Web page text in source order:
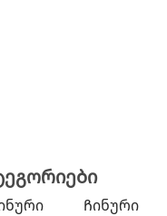
Ჩინური